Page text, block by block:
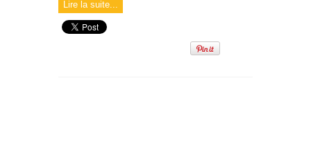
Lire la suite...